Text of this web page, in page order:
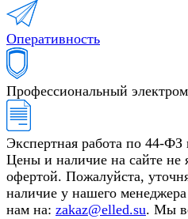
Оперативность
Профессиональный
Экспертная работа по 44-
Цены и наличие на сайте не
офертой. Пожалуйста,
наличие у нашего
нам на: zakaz@elled.su. Мы